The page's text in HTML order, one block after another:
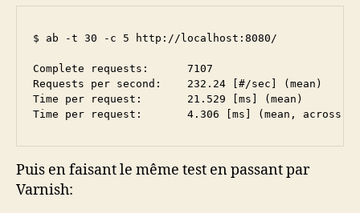
$ ab -t 30 -c 5 http://localhost:8080/
Complete requests:      7107
Requests per second:    232.24 [#/sec] (mean)
Time per request:       21.529 [ms] (mean)
Time per request:       4.306 [ms] (mean, across
Puis en faisant le même test en passant par
Varnish: